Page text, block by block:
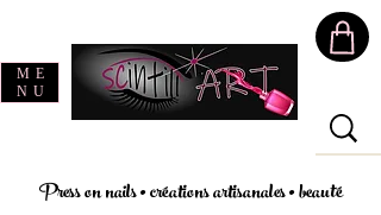
ME
NU
Press on nails • créations artisanales • beauté